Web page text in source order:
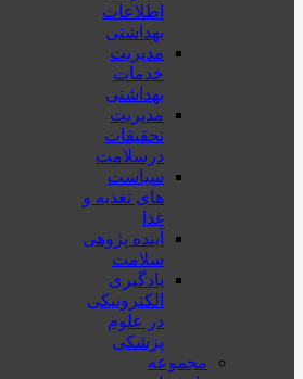
اطلاعات
بهداشتی
مدیریت
خدمات
بهداشتی
مدیریت
تحقیقات
درسلامت
سیاست
های تغذیه و
غذا
آینده پژوهی
سلامت
یادگیری
الکترونیکی
در علوم
پزشکی
مجموعه